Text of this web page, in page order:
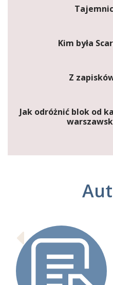
Kim była
Z
Jak odróżnić blok od